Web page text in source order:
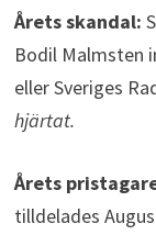
Årets skandal:
Bodil Malmsten
eller Sveriges
hjärtat.
Årets
tilldelades